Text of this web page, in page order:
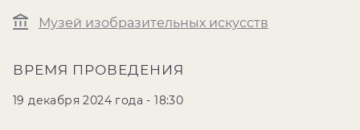
Музей изобразительных искусств
ВРЕМЯ ПРОВЕДЕНИЯ
19 декабря 2024 года - 18:30